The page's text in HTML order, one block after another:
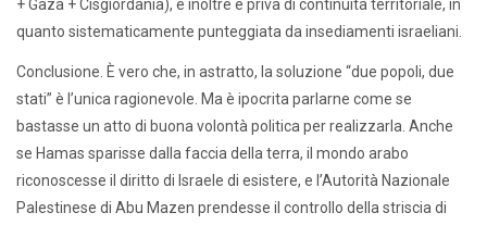
+ Gaza + Cisgiordania), e inoltre è priva di continuità territoriale, in
quanto sistematicamente punteggiata da insediamenti israeliani.
Conclusione. È vero che, in astratto, la soluzione “due popoli, due
stati” è l’unica ragionevole. Ma è ipocrita parlarne come se
bastasse un atto di buona volontà politica per realizzarla. Anche
se Hamas sparisse dalla faccia della terra, il mondo arabo
riconoscesse il diritto di Israele di esistere, e l’Autorità Nazionale
Palestinese di Abu Mazen prendesse il controllo della striscia di